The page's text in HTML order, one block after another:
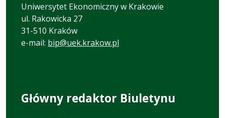
Uniwersytet Ekonomiczny w Krakowie
ul. Rakowicka 27
31-510 Kraków
e-mail: bip@uek.krakow.pl
Główny redaktor Biuletynu